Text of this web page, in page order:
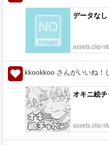
データな
assets.clip-
kkookkoo さんがいいね！
オキニ絵
assets.clip-